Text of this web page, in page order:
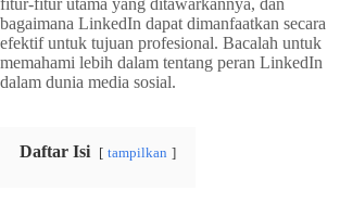
fitur-fitur utama yang ditawarkannya, dan
bagaimana LinkedIn dapat dimanfaatkan secara
efektif untuk tujuan profesional. Bacalah untuk
memahami lebih dalam tentang peran LinkedIn
dalam dunia media sosial.
Daftar Isi tampilkan